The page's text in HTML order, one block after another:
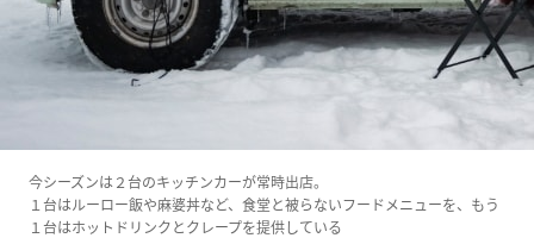
今シーズンは２台のキッチンカーが常時出店。
１台はルーロー飯や麻婆丼など、食堂と被らないフードメニューを、もう
１台はホットドリンクとクレープを提供している